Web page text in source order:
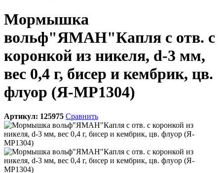
Мормышка
вольф"ЯМАН"Капля с отв. с
коронкой из никеля, d-3 мм,
вес 0,4 г, бисер и кембрик, цв.
флуор (Я-МР1304)
Артикул: 125975 Сравнить